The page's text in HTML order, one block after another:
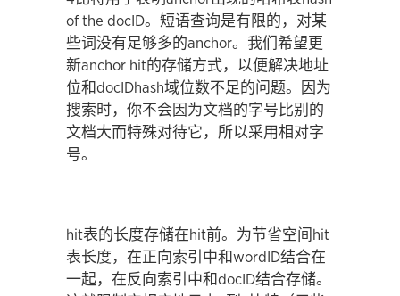
of the docID。短语查询是有限的，对某
些词没有足够多的anchor。我们希望更
新anchor hit的存储方式，以便解决地址
位和docIDhash域位数不足的问题。因为
搜索时，你不会因为文档的字号比别的
文档大而特殊对待它，所以采用相对字
号。
hit表的长度存储在hit前。为节省空间hit
表长度，在正向索引中和wordID结合在
一起，在反向索引中和docID结合存储。